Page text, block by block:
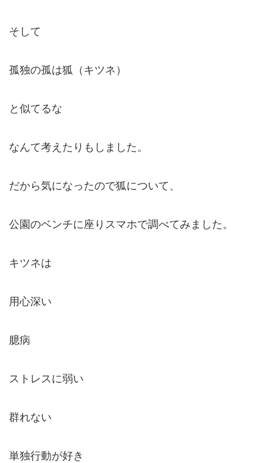
そして
孤独の孤は狐（キツネ）
と似てるな
なんて考えたりもしました。
だから気になったので狐について、
公園のベンチに座りスマホで調べてみました。
キツネは
用心深い
臆病
ストレスに弱い
群れない
単独行動が好き